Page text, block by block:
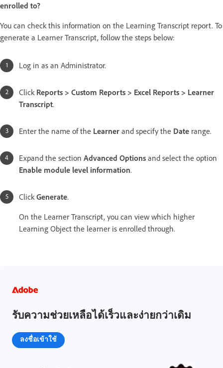
enrolled to?
You can check this information on the Learning Transcript report. To
generate a Learner Transcript, follow the steps below:
Log in as an Administrator.
Click Reports > Custom Reports > Excel Reports > Learner
Transcript.
Enter the name of the Learner and specify the Date range.
Expand the section Advanced Options and select the option
Enable module level information.
Click Generate.
On the Learner Transcript, you can view which higher
Learning Object the learner is enrolled through.
รับความช่วยเหลือได้เร็วและง่ายกว่าเดิม
ลงชื่อเข้าใช้